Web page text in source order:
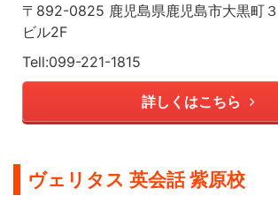
〒892-0825 鹿児島県鹿児島市大黒町
ビル2F
Tell:099-221-1815
詳しくはこちら
ヴェリタス 英会話 紫原校